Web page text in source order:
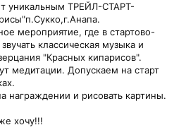
уникальным ТРЕЙЛ-СТАРТ-
мероприятие, где в стартово-
классическая музыка и
"Красных кипарисов".
медитации. Допускаем на старт
награждении и рисовать картины.
хочу!!!